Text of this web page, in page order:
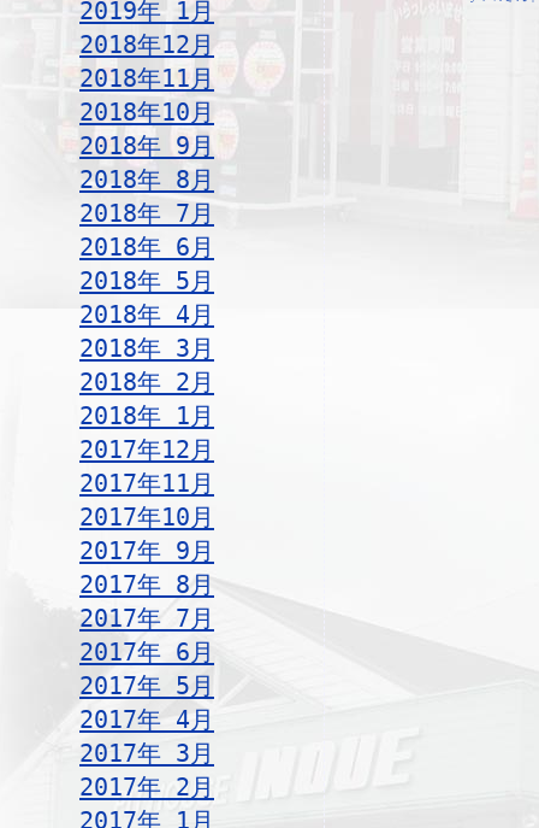
2019年 1月
2018年12月
2018年11月
2018年10月
2018年 9月
2018年 8月
2018年 7月
2018年 6月
2018年 5月
2018年 4月
2018年 3月
2018年 2月
2018年 1月
2017年12月
2017年11月
2017年10月
2017年 9月
2017年 8月
2017年 7月
2017年 6月
2017年 5月
2017年 4月
2017年 3月
2017年 2月
2017年 1月